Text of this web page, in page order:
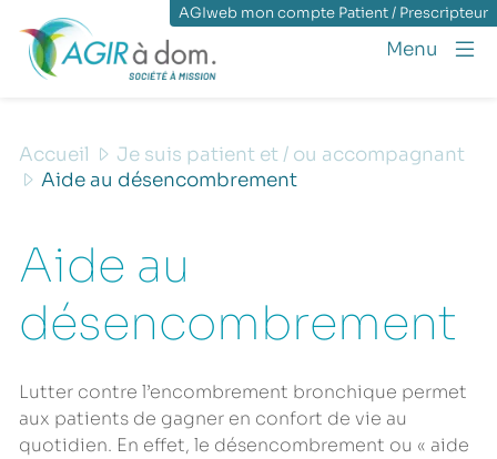
AGIweb mon compte Patient / Prescripteur
Menu
Accueil
Je suis patient et / ou accompagnant
Aide au désencombrement
Aide au
désencombrement
Lutter contre l’encombrement bronchique permet
aux patients de gagner en confort de vie au
quotidien. En effet, le désencombrement ou « aide